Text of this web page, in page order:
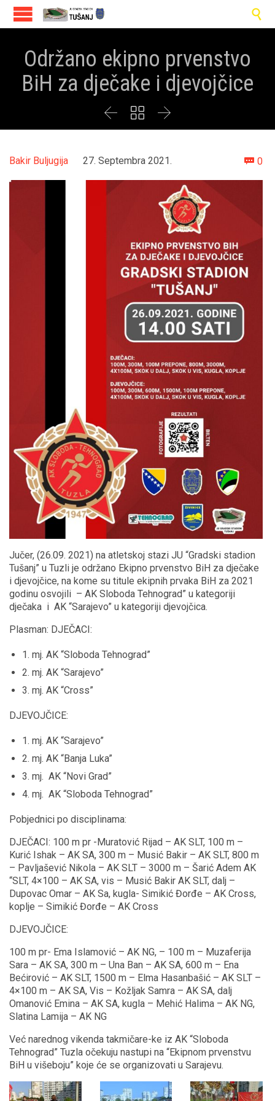

Održano ekipno prvenstvo
BiH za dječake i djevojčice
  
Bakir Buljugija 27. Septembra 2021.  0
Jučer, (26.09. 2021) na atletskoj stazi JU “Gradski stadion
Tušanj” u Tuzli je održano Ekipno prvenstvo BiH za dječake
i djevojčice, na kome su titule ekipnih prvaka BiH za 2021
godinu osvojili – AK Sloboda Tehnograd” u kategoriji
dječaka i AK “Sarajevo” u kategoriji djevojčica.
Plasman: DJEČACI:
1. mj. AK “Sloboda Tehnograd”
2. mj. AK “Sarajevo”
3. mj. AK “Cross”
DJEVOJČICE:
1. mj. AK “Sarajevo”
2. mj. AK “Banja Luka”
3. mj. AK “Novi Grad”
4. mj. AK “Sloboda Tehnograd”
Pobjednici po disciplinama:
DJEČACI: 100 m pr -Muratović Rijad – AK SLT, 100 m –
Kurić Ishak – AK SA, 300 m – Musić Bakir – AK SLT, 800 m
– Pavljašević Nikola – AK SLT – 3000 m – Šarić Adem AK
“SLT, 4×100 – AK SA, vis – Musić Bakir AK SLT, dalj –
Dupovac Omar – AK Sa, kugla- Simikić Đorđe – AK Cross,
koplje – Simikić Đorđe – AK Cross
DJEVOJČICE:
100 m pr- Ema Islamović – AK NG, – 100 m – Muzaferija
Sara – AK SA, 300 m – Una Ban – AK SA, 600 m – Ena
Bećirović – AK SLT, 1500 m – Elma Hasanbašić – AK SLT –
4×100 m – AK SA, Vis – Kožljak Samra – AK SA, dalj
Omanović Emina – AK SA, kugla – Mehić Halima – AK NG,
Slatina Lamija – AK NG
Već narednog vikenda takmičare-ke iz AK “Sloboda
Tehnograd” Tuzla očekuju nastupi na “Ekipnom prvenstvu
BiH u višeboju” koje će se organizovati u Sarajevu.